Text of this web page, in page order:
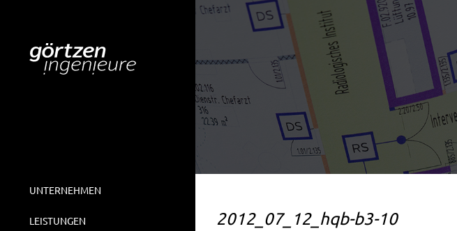
UNTERNEHMEN
LEISTUNGEN 2012_07_12_hqb-b3-10